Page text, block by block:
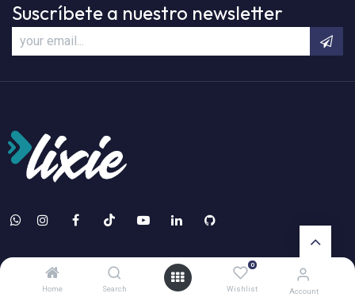
Home Search
0
Wishlist Account
Suscríbete a nuestro newsletter